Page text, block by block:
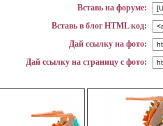
Вставь на форуме:
Вставь в блог HTML код:
Дай ссылку на фото:
Дай ссылку на страницу с фото: